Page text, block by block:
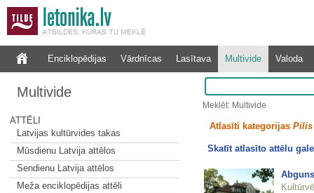
Enciklopēdijas Vārdnīcas Lasītava Multivide Valoda
Multivide
ATTĒLI
Latvijas kultūrvides takas
Mūsdienu Latvija attēlos
Sendienu Latvija attēlos
Meža enciklopēdijas attēli
Meklēt: Multivide
Atlasīti kategorijas Pilis
Skatīt atlasīto attēlu